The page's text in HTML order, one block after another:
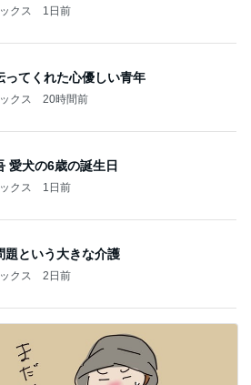
クス 1日前
ってくれた心優しい青年
クス 20時間前
愛犬の6歳の誕生日
クス 1日前
題という大きな介護
クス 2日前